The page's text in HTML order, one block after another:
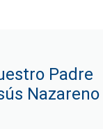
Padre
Nazareno